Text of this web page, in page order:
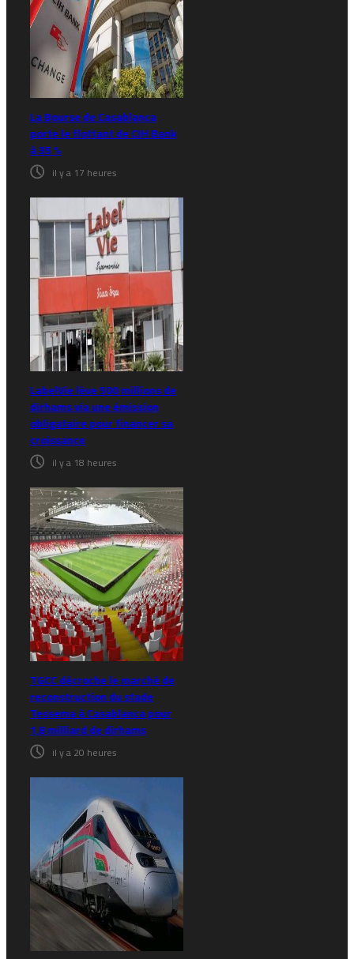
La Bourse de Casablanca
porte le flottant de CIH Bank
à 35 %
il y a 17 heures
LabelVie lève 500 millions de
dirhams via une émission
obligataire pour financer sa
croissance
il y a 18 heures
TGCC décroche le marché de
reconstruction du stade
Tessema à Casablanca pour
1,8 milliard de dirhams
il y a 20 heures